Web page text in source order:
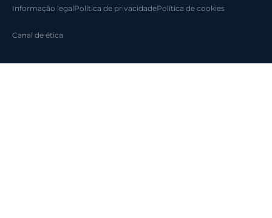
Informação legalPolítica de privacidadePolítica de cookies
Canal de ética